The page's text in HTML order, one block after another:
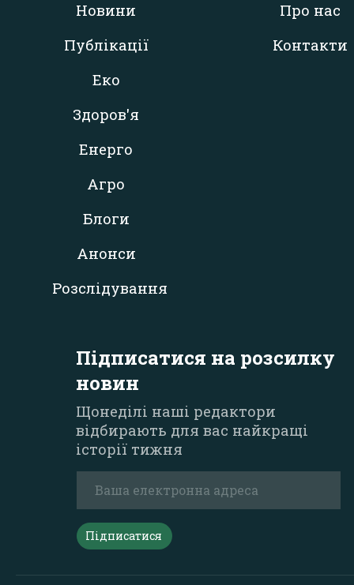
Новини
Публікації
Еко
Здоров'я
Енерго
Агро
Блоги
Анонси
Розслідування
Про нас
Контакти
Підписатися на розсилку
новин
Щонеділі наші редактори
відбирають для вас найкращі
історії тижня
Підписатися